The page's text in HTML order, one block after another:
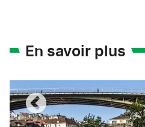
En savoir plus